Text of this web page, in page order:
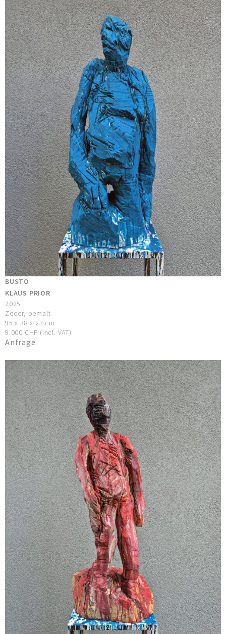
BUSTO
KLAUS PRIOR
2025
Zeder, bemalt
95 x 38 x 23 cm
9.000 CHF (incl. VAT)
Anfrage